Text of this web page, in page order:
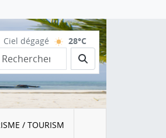
Ciel dégagé 28°C
Rechercher
/ TOURISM